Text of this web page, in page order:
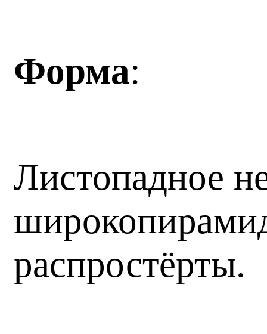
Форма:
Листопадное
распростёрты.